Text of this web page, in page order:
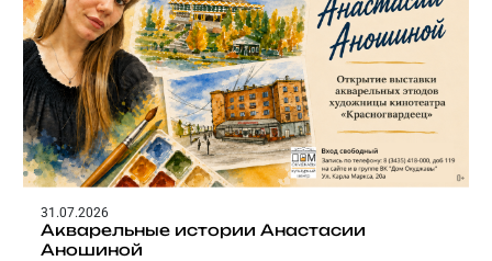
31.07.2026
Акварельные истории Анастасии
Аношиной